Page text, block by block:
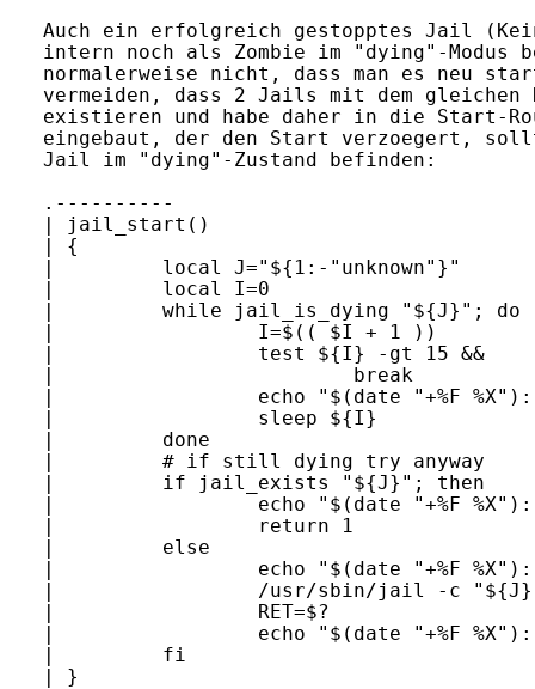
Auch ein erfolgreich gestopptes Jail
intern noch als Zombie im "dying"-Modus
normalerweise nicht, dass man es neu
vermeiden, dass 2 Jails mit dem gleichen
existieren und habe daher in die Start-
eingebaut, der den Start verzoegert,
Jail im "dying"-Zustand befinden:
.----------
| jail_start()
| {
|         local J="${1:-"unknown"}"
|         local I=0
|         while jail_is_dying "${J}"; do
|                 I=$(( $I + 1 ))
|                 test ${I} -gt 15 &&
|                         break           #
|                 echo "$(date "+%F %X"):
|                 sleep ${I}
|         done
|         # if still dying try anyway
|         if jail_exists "${J}"; then
|                 echo "$(date "+%F %X"):
|                 return 1
|         else
|                 echo "$(date "+%F
|                 /usr/sbin/jail -c
|                 RET=$?
|                 echo "$(date "+%F
|         fi
| }